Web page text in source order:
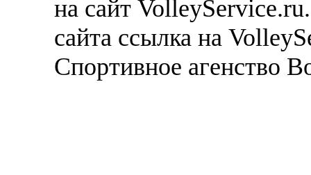
на сайт
сайта ссылка на
Спортивное агенство